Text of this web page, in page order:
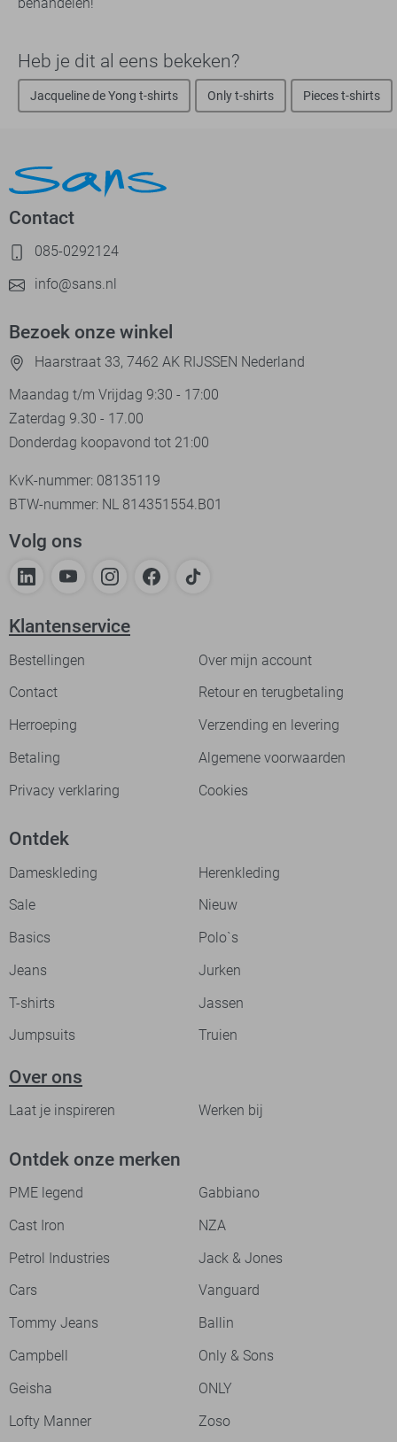
Heb je dit al eens bekeken?
Jacqueline de Yong t-shirts Only t-shirts Pieces t-shirts
Contact
085-0292124
info@sans.nl
Bezoek onze winkel
Haarstraat 33, 7462 AK RIJSSEN Nederland
Maandag t/m Vrijdag 9:30 - 17:00
Zaterdag 9.30 - 17.00
Donderdag koopavond tot 21:00
KvK-nummer: 08135119
BTW-nummer: NL 814351554.B01
Volg ons
Klantenservice
Bestellingen
Over mijn account
Contact
Retour en terugbetaling
Herroeping
Verzending en levering
Betaling
Algemene voorwaarden
Privacy verklaring
Cookies
Ontdek
Dameskleding
Herenkleding
Sale
Nieuw
Basics
Polo`s
Jeans
Jurken
T-shirts
Jassen
Jumpsuits
Truien
Over ons
Laat je inspireren Werken bij
Ontdek onze merken
PME legend
Gabbiano
Cast Iron
NZA
Petrol Industries
Jack & Jones
Cars
Vanguard
Tommy Jeans
Ballin
Campbell
Only & Sons
Geisha
ONLY
Lofty Manner
Zoso